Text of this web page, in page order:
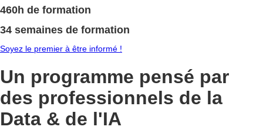
460h de formation
34 semaines de formation
Soyez le premier à être informé !
Un programme pensé par
des professionnels de la
Data & de l'IA